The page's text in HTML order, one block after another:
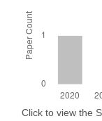
Click to view the